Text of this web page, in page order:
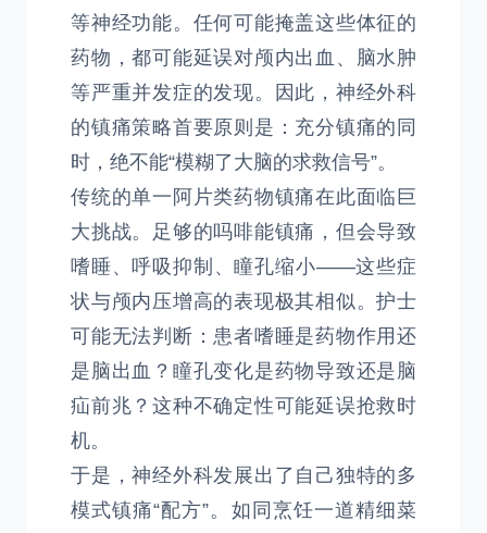
等神经功能。任何可能掩盖这些体征的
药物，都可能延误对颅内出血、脑水肿
等严重并发症的发现。因此，神经外科
的镇痛策略首要原则是：充分镇痛的同
时，绝不能“模糊了大脑的求救信号”。
传统的单一阿片类药物镇痛在此面临巨
大挑战。足够的吗啡能镇痛，但会导致
嗜睡、呼吸抑制、瞳孔缩小——这些症
状与颅内压增高的表现极其相似。护士
可能无法判断：患者嗜睡是药物作用还
是脑出血？瞳孔变化是药物导致还是脑
疝前兆？这种不确定性可能延误抢救时
机。
于是，神经外科发展出了自己独特的多
模式镇痛“配方”。如同烹饪一道精细菜